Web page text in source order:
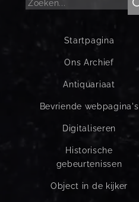
Startpagina
Ons Archief
Antiquariaat
Bevriende webpagina's
Digitaliseren
Historische
gebeurtenissen
Object in de kijker